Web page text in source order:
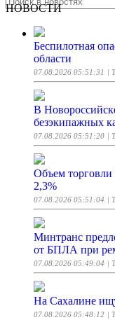
НОВОСТИ
Беспилотная
области
07.08.2026 05:51:31 |
В
безэкипажных
07.08.2026 05:51:20 |
Объем
2,3%
07.08.2026 05:51:04 |
Минтранс
от БПЛА при
07.08.2026 05:49:04 |
На Сахалине
07.08.2026 05:48:12 |